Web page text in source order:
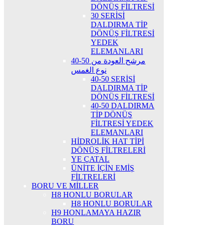
DÖNÜŞ FİLTRESİ
30 SERİSİ
DALDIRMA TİP
DÖNÜŞ FİLTRESİ
YEDEK
ELEMANLARI
40-50 مرشح العودة من
نوع الغمس
40-50 SERİSİ
DALDIRMA TİP
DÖNÜŞ FİLTRESİ
40-50 DALDIRMA
TİP DÖNÜŞ
FİLTRESİ YEDEK
ELEMANLARI
HİDROLİK HAT TİPİ
DÖNÜŞ FİLTRELERİ
YE ÇATAL
ÜNİTE İÇİN EMİŞ
FİLTRELERİ
BORU VE MİLLER
H8 HONLU BORULAR
H8 HONLU BORULAR
H9 HONLAMAYA HAZIR
BORU